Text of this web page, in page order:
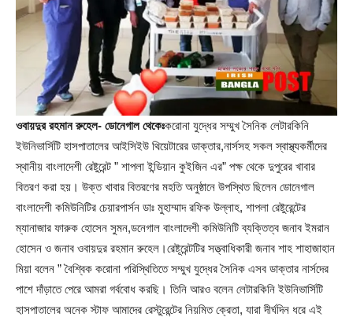
ওবায়দুর রহমান রুহেল- ডোনেগাল থেকেঃকরোনা যুদ্ধের সম্মুখ সৈনিক লেটারকিনি
ইউনিভার্সিটি হাসপাতালের আইসিইউ থিয়েটারের ডাক্তার,নার্সসহ সকল স্বাস্থ্যকর্মীদের
স্থানীয় বাংলাদেশী রেষ্টুরেন্ট ” শাপলা ইন্ডিয়ান কুইজিন এর” পক্ষ থেকে দুপুরের খাবার
বিতরণ করা হয়। উক্ত খাবার বিতরণের মহতি অনুষ্ঠানে উপস্থিত ছিলেন ডোনেগাল
বাংলাদেশী কমিউনিটির চেয়ারপার্সন ডাঃ মুহাম্মাদ রফিক উল্লাহ, শাপলা রেষ্টুরেন্টের
ম্যানাজার ফারুক হোসেন সুমন,ডনেগাল বাংলাদেশী কমিউনিটি ব্যক্তিত্ব জনাব ইমরান
হোসেন ও জনাব ওবায়দুর রহমান রুহেল।রেষ্টূরেন্টটির সত্ত্বাধিকারী জনাব শাহ শাহাজাহান
মিয়া বলেন ” বৈশ্বিক করোনা পরিস্থিতিতে সম্মুখ যুদ্ধের সৈনিক এসব ডাক্তার নার্সদের
পাশে দাঁড়াতে পেরে আমরা গর্ববোধ করছি। তিনি আরও বলেন লেটারকিনি ইউনিভার্সিটি
হাসপাতালের অনেক স্টাফ আমাদের রেস্টুরেন্টের নিয়মিত ক্রেতা, যারা দীর্ঘদিন ধরে এই